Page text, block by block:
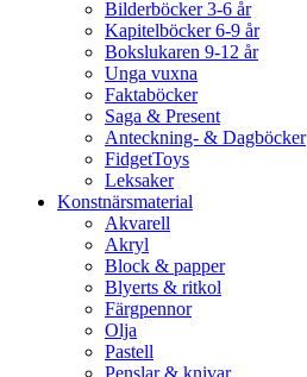
Bilderböcker 3-6 år
Kapitelböcker 6-9 år
Bokslukaren 9-12 år
Unga vuxna
Faktaböcker
Saga & Present
Anteckning- & Dagböcker
FidgetToys
Leksaker
Konstnärsmaterial
Akvarell
Akryl
Block & papper
Blyerts & ritkol
Färgpennor
Olja
Pastell
Penslar & knivar